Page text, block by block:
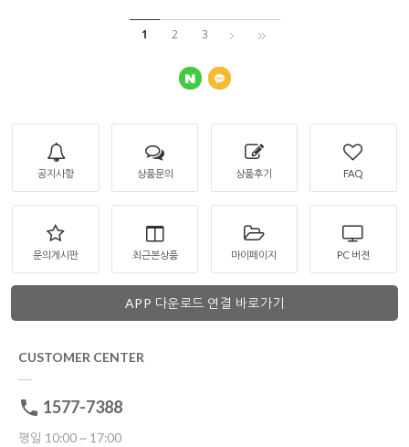
1 2 3
공지사항 상품문의 상품후기 FAQ
문의게시판 최근본상품 마이페이지 PC 버젼
APP 다운로드 연결 바로가기
CUSTOMER CENTER
1577-7388
평일 10:00 ~ 17:00